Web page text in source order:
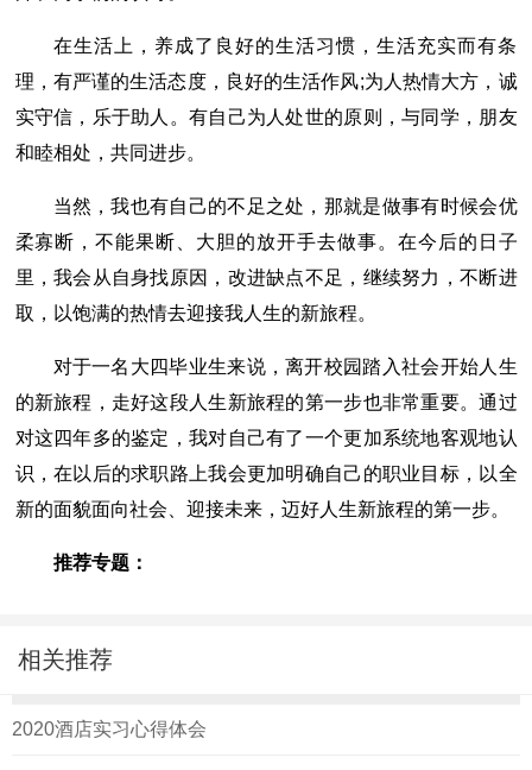
在生活上，养成了良好的生活习惯，生活充实而有条
理，有严谨的生活态度，良好的生活作风;为人热情大方，诚
实守信，乐于助人。有自己为人处世的原则，与同学，朋友
和睦相处，共同进步。
当然，我也有自己的不足之处，那就是做事有时候会优
柔寡断，不能果断、大胆的放开手去做事。在今后的日子
里，我会从自身找原因，改进缺点不足，继续努力，不断进
取，以饱满的热情去迎接我人生的新旅程。
对于一名大四毕业生来说，离开校园踏入社会开始人生
的新旅程，走好这段人生新旅程的第一步也非常重要。通过
对这四年多的鉴定，我对自己有了一个更加系统地客观地认
识，在以后的求职路上我会更加明确自己的职业目标，以全
新的面貌面向社会、迎接未来，迈好人生新旅程的第一步。
推荐专题：
相关推荐
2020酒店实习心得体会